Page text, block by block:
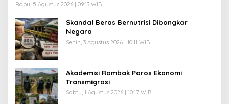
Rabu, 5 Agustus 2026 | 09:13 WIB
Skandal Beras Bernutrisi Dibongkar
Negara
Senin, 3 Agustus 2026 | 10:11 WIB
Akademisi Rombak Poros Ekonomi
Transmigrasi
Sabtu, 1 Agustus 2026 | 10:17 WIB